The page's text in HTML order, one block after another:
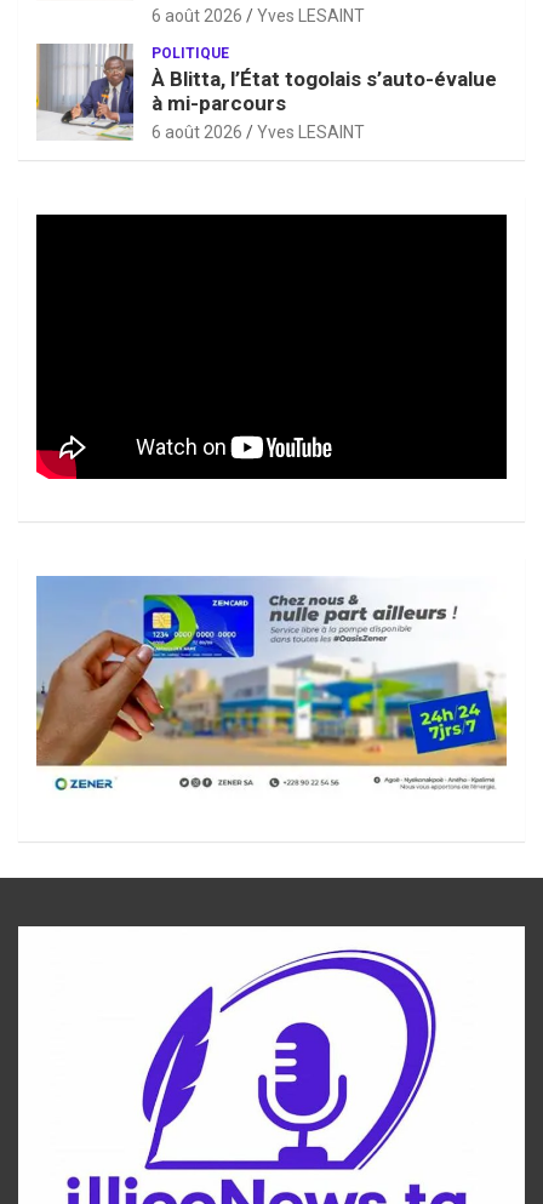
6 août 2026 Yves LESAINT
POLITIQUE
À Blitta, l’État togolais s’auto-évalue
à mi-parcours
6 août 2026 Yves LESAINT